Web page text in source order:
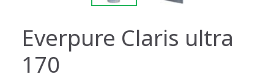
Everpure Claris ultra
170